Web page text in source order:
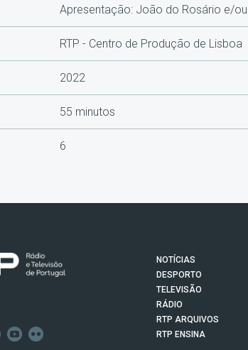
Apresentação: João do Rosário e/
RTP - Centro de Produção de Lisboa
2022
55 minutos
6
NOTÍCIAS
DESPORTO
TELEVISÃO
RÁDIO
RTP ARQUIVOS
RTP ENSINA